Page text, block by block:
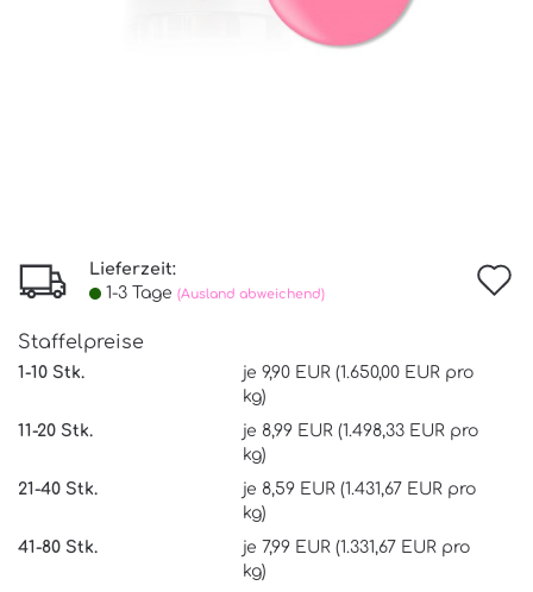
Lieferzeit:
1-3 Tage (Ausland abweichend)
Staffelpreise
1-10 Stk.
je 9,90 EUR (1.650,00 EUR pro
kg)
11-20 Stk.
je 8,99 EUR (1.498,33 EUR pro
kg)
21-40 Stk.
je 8,59 EUR (1.431,67 EUR pro
kg)
41-80 Stk.
je 7,99 EUR (1.331,67 EUR pro
kg)